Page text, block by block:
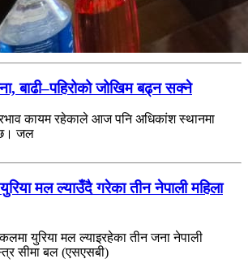
बाढी–पहिरोको जोखिम बढ्न सक्ने
कायम रहेकाले आज पनि अधिकांश स्थानमा
छ। जल
मल ल्याउँदै गरेका तीन नेपाली महिला
युरिया मल ल्याइरहेका तीन जना नेपाली
सीमा बल (एसएसबी)